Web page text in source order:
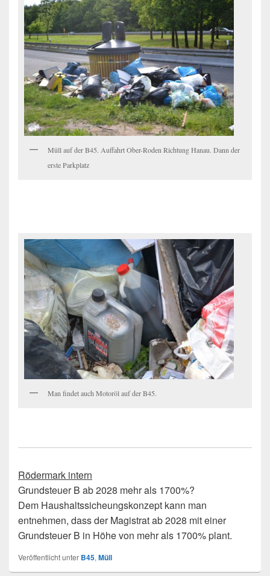
Müll auf der B45. Auffahrt Ober-Roden Richtung Hanau. Dann der
erste Parkplatz
Man findet auch Motoröl auf der B45.
Rödermark intern
Grundsteuer B ab 2028 mehr als 1700%?
Dem Haushaltssicheungskonzept kann man
entnehmen, dass der Magistrat ab 2028 mit einer
Grundsteuer B in Höhe von mehr als 1700% plant.
Veröffentlicht unter B45, Müll